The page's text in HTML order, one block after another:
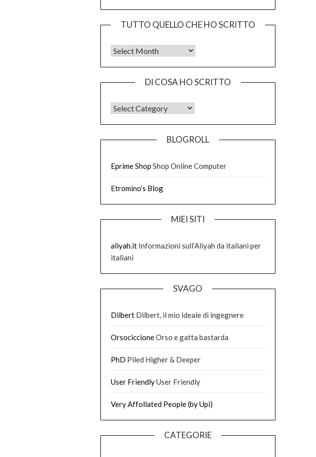
TUTTO QUELLO CHE HO SCRITTO
Tutto quello che ho scritto
DI COSA HO SCRITTO
DI COSA HO SCRITTO
BLOGROLL
Eprime Shop Shop Online Computer
Etromino’s Blog
MIEI SITI
aliyah.itInformazioni sull’Aliyah da italiani per
italiani
SVAGO
DilbertDilbert, il mio ideale di ingegnere
OrsociccioneOrso e gatta bastarda
PhD Piled Higher & Deeper
User FriendlyUser Friendly
Very Affollated People (by Upi)
CATEGORIE